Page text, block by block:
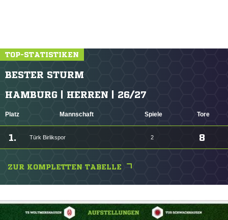
TOP-STATISTIKEN
BESTER STURM
HAMBURG | HERREN | 26/27
Platz Mannschaft Spiele Tore
1. Türk Birlikspor 2 8
ZUR KOMPLETTEN TABELLE